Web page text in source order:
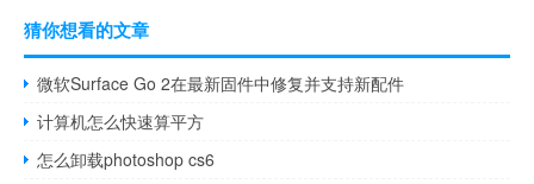
猜你想看的文章
微软Surface Go 2在最新固件中修复并支持新配件
计算机怎么快速算平方
怎么卸载photoshop cs6